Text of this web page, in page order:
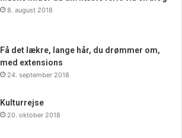
8. august 2018
Få det lækre, lange hår, du drømmer om,
med extensions
24. september 2018
Kulturrejse
20. oktober 2018